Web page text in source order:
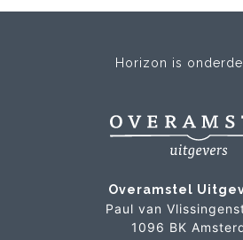
Horizon is
Overamstel
Paul van
1096 BK